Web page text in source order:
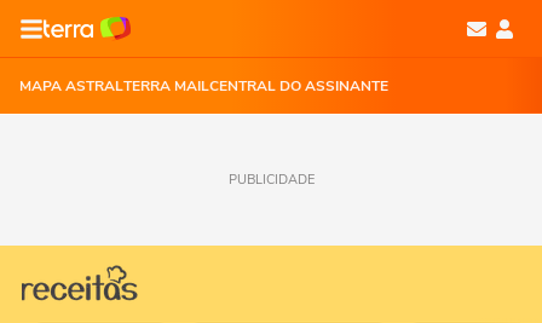
MAPA ASTRALTERRA MAILCENTRAL DO ASSINANTE
PUBLICIDADE